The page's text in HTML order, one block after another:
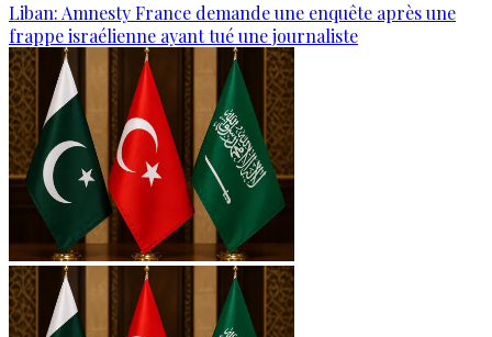
Liban: Amnesty France demande une enquête après une
frappe israélienne ayant tué une journaliste